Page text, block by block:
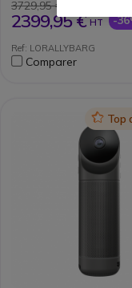
omnidirectionnels
Technologie AEC :
Technologie
captation des voix et
Produit certifié
Teams et Zoom
Compatible avec
softphones du
3729,95 €
2399,95 € HT -
Ref: LORALLYBARG
Comparer
IconTop